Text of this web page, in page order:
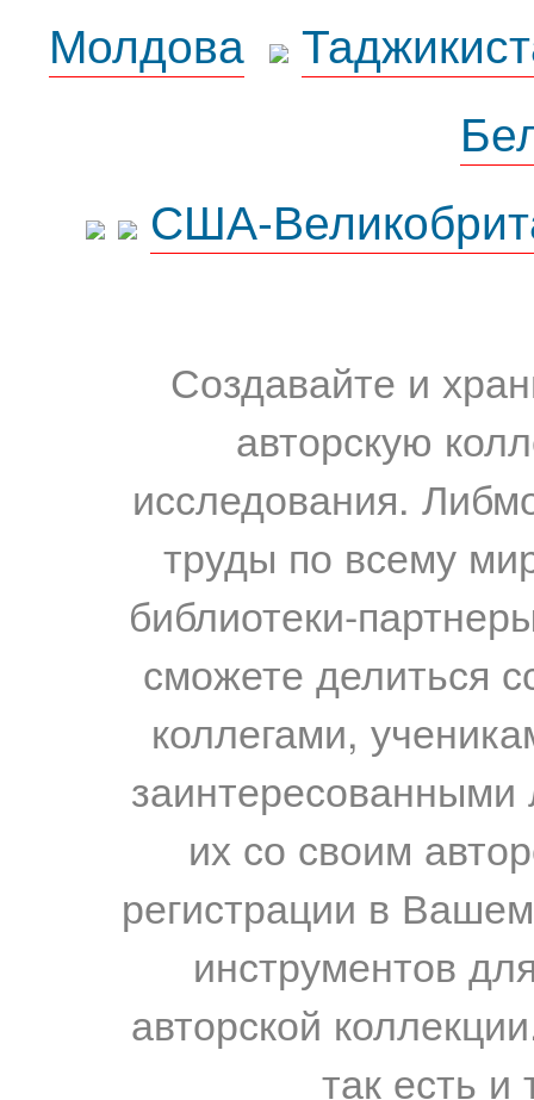
Молдова
США-
Создавайте и
авторскую
исследования.
труды по всему
библиотеки-
сможете делиться
коллегами,
их со своим
регистрации в
инструментов
авторской
так есть и